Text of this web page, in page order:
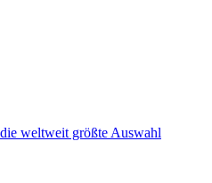
weltweit größte Auswahl